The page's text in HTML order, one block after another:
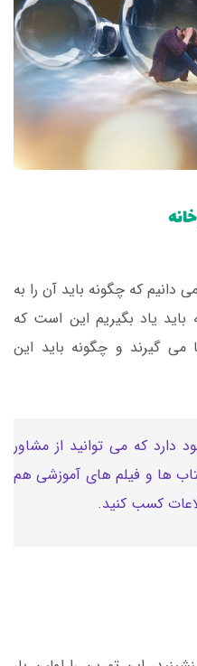
دانیم که چگونه باید آن را به
یاد بگیریم این است که
گیرند و چگونه باید این
دارد که می توانید از مشاور
ها و فیلم های آموزشی هم
کسب کنید.